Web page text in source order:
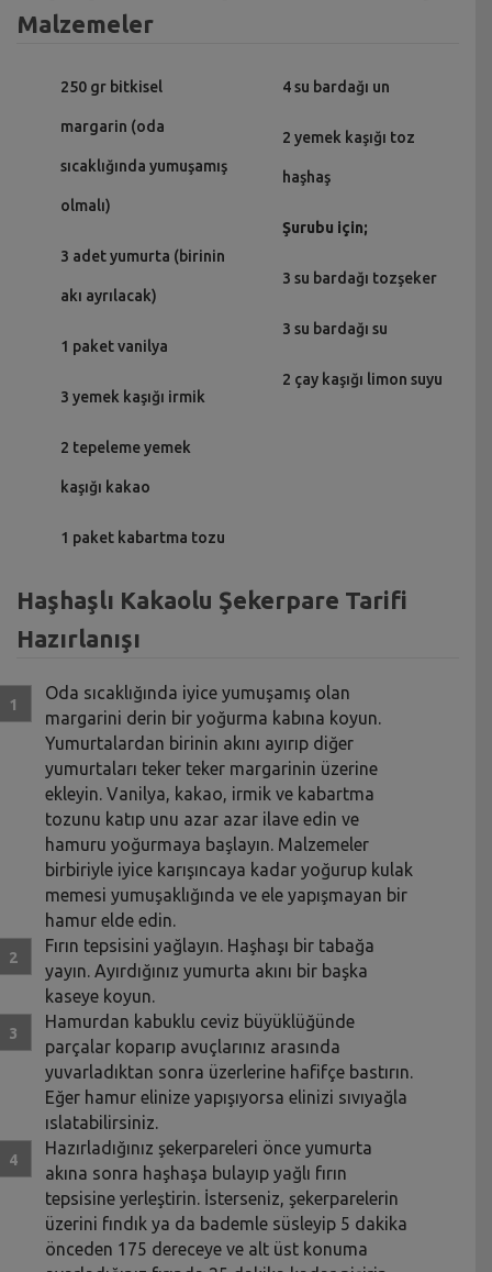
Malzemeler
250 gr bitkisel
margarin (oda
sıcaklığında yumuşamış
olmalı)
3 adet yumurta (birinin
akı ayrılacak)
1 paket vanilya
3 yemek kaşığı irmik
2 tepeleme yemek
kaşığı kakao
1 paket kabartma tozu
4 su bardağı un
2 yemek kaşığı toz
haşhaş
Şurubu için;
3 su bardağı tozşeker
3 su bardağı su
2 çay kaşığı limon suyu
Haşhaşlı Kakaolu Şekerpare Tarifi
Hazırlanışı
Oda sıcaklığında iyice yumuşamış olan
margarini derin bir yoğurma kabına koyun.
Yumurtalardan birinin akını ayırıp diğer
yumurtaları teker teker margarinin üzerine
ekleyin. Vanilya, kakao, irmik ve kabartma
tozunu katıp unu azar azar ilave edin ve
hamuru yoğurmaya başlayın. Malzemeler
birbiriyle iyice karışıncaya kadar yoğurup kulak
memesi yumuşaklığında ve ele yapışmayan bir
hamur elde edin.
Fırın tepsisini yağlayın. Haşhaşı bir tabağa
yayın. Ayırdığınız yumurta akını bir başka
kaseye koyun.
Hamurdan kabuklu ceviz büyüklüğünde
parçalar koparıp avuçlarınız arasında
yuvarladıktan sonra üzerlerine hafifçe bastırın.
Eğer hamur elinize yapışıyorsa elinizi sıvıyağla
ıslatabilirsiniz.
Hazırladığınız şekerpareleri önce yumurta
akına sonra haşhaşa bulayıp yağlı fırın
tepsisine yerleştirin. İsterseniz, şekerparelerin
üzerini fındık ya da bademle süsleyip 5 dakika
önceden 175 dereceye ve alt üst konuma